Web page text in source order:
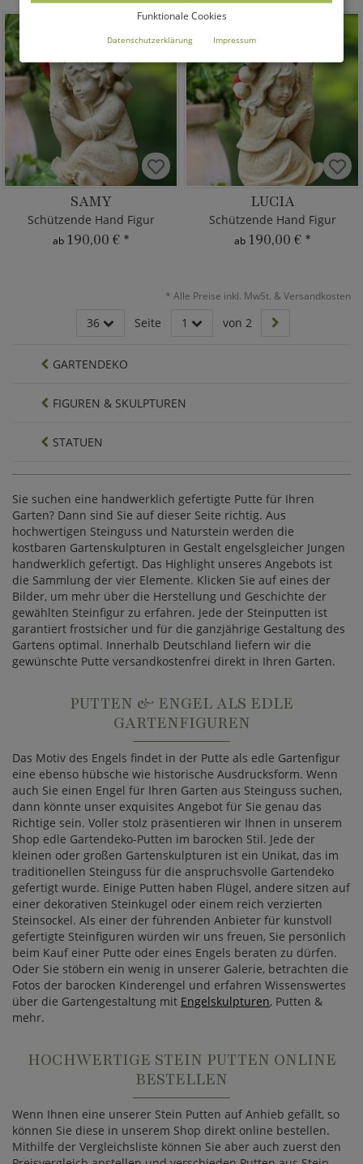
SAMY
Schützende Hand Figur
ab 190,00 € *
LUCIA
Schützende Hand Figur
ab 190,00 € *
* Alle Preise inkl. MwSt. & Versandkosten
36 Seite 1 von 2
GARTENDEKO
FIGUREN & SKULPTUREN
STATUEN
Sie suchen eine handwerklich gefertigte Putte für Ihren
Garten? Dann sind Sie auf dieser Seite richtig. Aus
hochwertigen Steinguss und Naturstein werden die
kostbaren Gartenskulpturen in Gestalt engelsgleicher Jungen
handwerklich gefertigt. Das Highlight unseres Angebots ist
die Sammlung der vier Elemente. Klicken Sie auf eines der
Bilder, um mehr über die Herstellung und Geschichte der
gewählten Steinfigur zu erfahren. Jede der Steinputten ist
garantiert frostsicher und für die ganzjährige Gestaltung des
Gartens optimal. Innerhalb Deutschland liefern wir die
gewünschte Putte versandkostenfrei direkt in Ihren Garten.
PUTTEN & ENGEL ALS EDLE
GARTENFIGUREN
Das Motiv des Engels findet in der Putte als edle Gartenfigur
eine ebenso hübsche wie historische Ausdrucksform. Wenn
auch Sie einen Engel für Ihren Garten aus Steinguss suchen,
dann könnte unser exquisites Angebot für Sie genau das
Richtige sein. Voller stolz präsentieren wir Ihnen in unserem
Shop edle Gartendeko-Putten im barocken Stil. Jede der
kleinen oder großen Gartenskulpturen ist ein Unikat, das im
traditionellen Steinguss für die anspruchsvolle Gartendeko
gefertigt wurde. Einige Putten haben Flügel, andere sitzen auf
einer dekorativen Steinkugel oder einem reich verzierten
Steinsockel. Als einer der führenden Anbieter für kunstvoll
gefertigte Steinfiguren würden wir uns freuen, Sie persönlich
beim Kauf einer Putte oder eines Engels beraten zu dürfen.
Oder Sie stöbern ein wenig in unserer Galerie, betrachten die
Fotos der barocken Kinderengel und erfahren Wissenswertes
über die Gartengestaltung mit Engelskulpturen, Putten &
mehr.
HOCHWERTIGE STEIN PUTTEN ONLINE
BESTELLEN
Wenn Ihnen eine unserer Stein Putten auf Anhieb gefällt, so
können Sie diese in unserem Shop direkt online bestellen.
Mithilfe der Vergleichsliste können Sie aber auch zuerst den
Funktionale Cookies
Datenschutzerklärung Impressum